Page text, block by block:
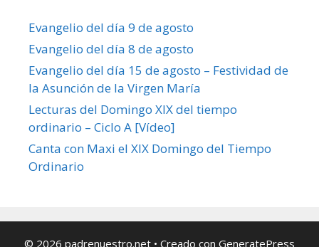
Evangelio del día 9 de agosto
Evangelio del día 8 de agosto
Evangelio del día 15 de agosto – Festividad de
la Asunción de la Virgen María
Lecturas del Domingo XIX del tiempo
ordinario – Ciclo A [Vídeo]
Canta con Maxi el XIX Domingo del Tiempo
Ordinario
© 2026 padrenuestro.net • Creado con GeneratePress